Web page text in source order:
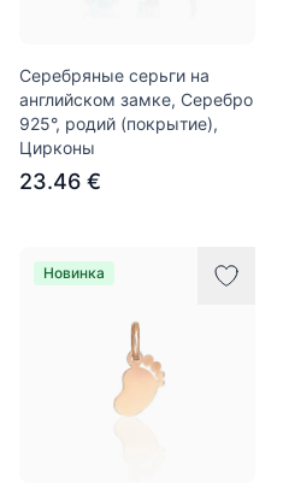
Серебряные серьги на
английском замке, Серебро
925°, родий (покрытие),
Цирконы
23.46 €
Новинка